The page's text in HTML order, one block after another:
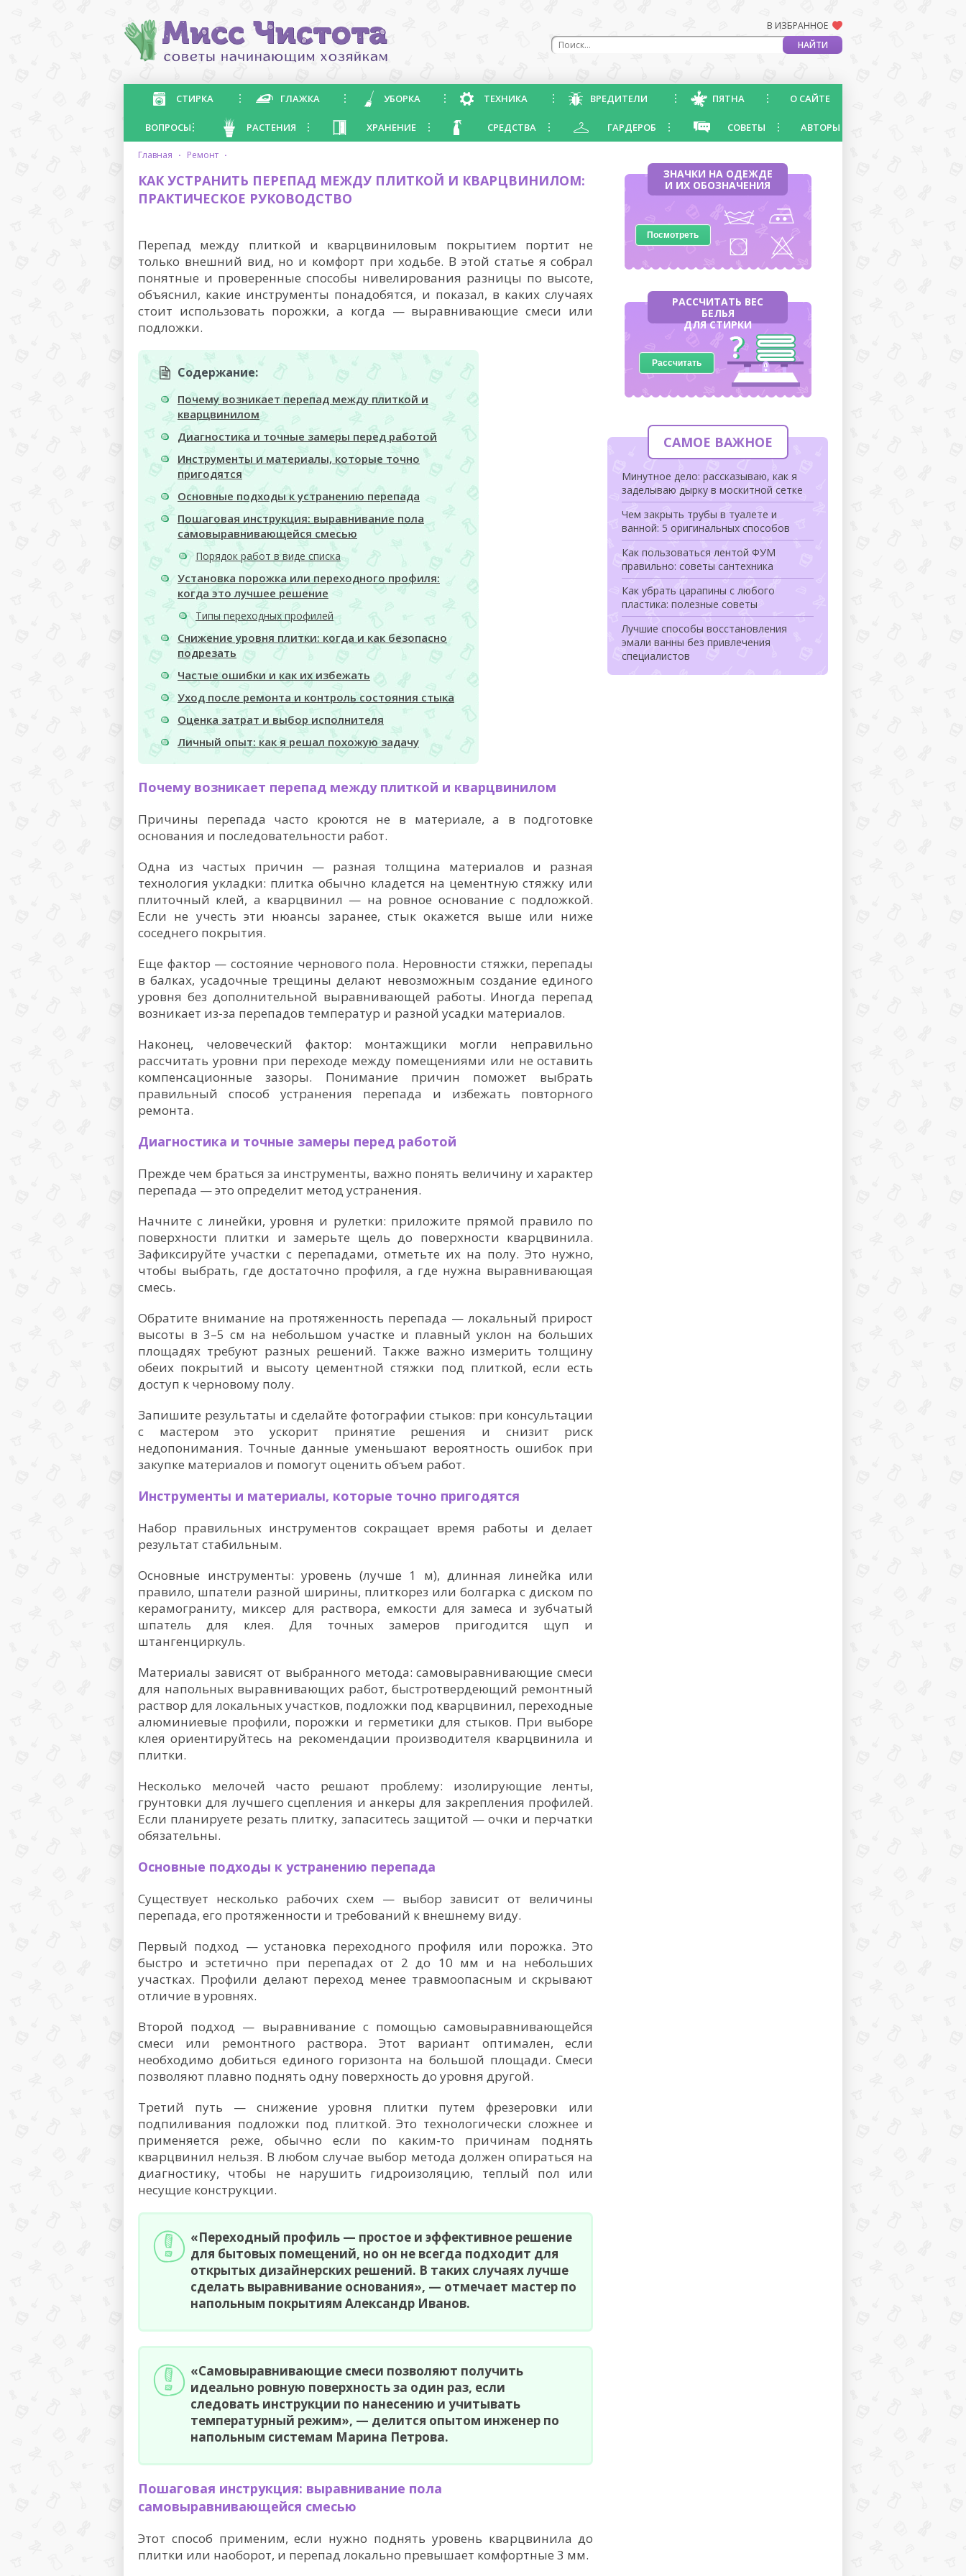
В ИЗБРАННОЕ
СТИРКА ГЛАЖКА УБОРКА ТЕХНИКА ВРЕДИТЕЛИ ПЯТНА О САЙТЕ
ВОПРОСЫ РАСТЕНИЯ ХРАНЕНИЕ СРЕДСТВА ГАРДЕРОБ СОВЕТЫ АВТОРЫ
главная · ремонт ·
КАК УСТРАНИТЬ ПЕРЕПАД МЕЖДУ ПЛИТКОЙ И КВАРЦВИНИЛОМ:
ПРАКТИЧЕСКОЕ РУКОВОДСТВО
Перепад между плиткой и кварцвиниловым покрытием портит не
только внешний вид, но и комфорт при ходьбе. В этой статье я собрал
понятные и проверенные способы нивелирования разницы по высоте,
объяснил, какие инструменты понадобятся, и показал, в каких случаях
стоит использовать порожки, а когда — выравнивающие смеси или
подложки.
Содержание:
Почему возникает перепад между плиткой и
кварцвинилом
Диагностика и точные замеры перед работой
Инструменты и материалы, которые точно
пригодятся
Основные подходы к устранению перепада
Пошаговая инструкция: выравнивание пола
самовыравнивающейся смесью
Порядок работ в виде списка
Установка порожка или переходного профиля:
когда это лучшее решение
Типы переходных профилей
Снижение уровня плитки: когда и как безопасно
подрезать
Частые ошибки и как их избежать
Уход после ремонта и контроль состояния стыка
Оценка затрат и выбор исполнителя
Личный опыт: как я решал похожую задачу
Почему возникает перепад между плиткой и кварцвинилом
Причины перепада часто кроются не в материале, а в подготовке
основания и последовательности работ.
Одна из частых причин — разная толщина материалов и разная
технология укладки: плитка обычно кладется на цементную стяжку или
плиточный клей, а кварцвинил — на ровное основание с подложкой.
Если не учесть эти нюансы заранее, стык окажется выше или ниже
соседнего покрытия.
Еще фактор — состояние чернового пола. Неровности стяжки, перепады
в балках, усадочные трещины делают невозможным создание единого
уровня без дополнительной выравнивающей работы. Иногда перепад
возникает из-за перепадов температур и разной усадки материалов.
Наконец, человеческий фактор: монтажщики могли неправильно
рассчитать уровни при переходе между помещениями или не оставить
компенсационные зазоры. Понимание причин поможет выбрать
правильный способ устранения перепада и избежать повторного
ремонта.
Диагностика и точные замеры перед работой
Прежде чем браться за инструменты, важно понять величину и характер
перепада — это определит метод устранения.
Начните с линейки, уровня и рулетки: приложите прямой правило по
поверхности плитки и замерьте щель до поверхности кварцвинила.
Зафиксируйте участки с перепадами, отметьте их на полу. Это нужно,
чтобы выбрать, где достаточно профиля, а где нужна выравнивающая
смесь.
Обратите внимание на протяженность перепада — локальный прирост
высоты в 3–5 см на небольшом участке и плавный уклон на больших
площадях требуют разных решений. Также важно измерить толщину
обеих покрытий и высоту цементной стяжки под плиткой, если есть
доступ к черновому полу.
Запишите результаты и сделайте фотографии стыков: при консультации
с мастером это ускорит принятие решения и снизит риск
недопонимания. Точные данные уменьшают вероятность ошибок при
закупке материалов и помогут оценить объем работ.
Инструменты и материалы, которые точно пригодятся
Набор правильных инструментов сокращает время работы и делает
результат стабильным.
Основные инструменты: уровень (лучше 1 м), длинная линейка или
правило, шпатели разной ширины, плиткорез или болгарка с диском по
керамограниту, миксер для раствора, емкости для замеса и зубчатый
шпатель для клея. Для точных замеров пригодится щуп и
штангенциркуль.
Материалы зависят от выбранного метода: самовыравнивающие смеси
для напольных выравнивающих работ, быстротвердеющий ремонтный
раствор для локальных участков, подложки под кварцвинил, переходные
алюминиевые профили, порожки и герметики для стыков. При выборе
клея ориентируйтесь на рекомендации производителя кварцвинила и
плитки.
Несколько мелочей часто решают проблему: изолирующие ленты,
грунтовки для лучшего сцепления и анкеры для закрепления профилей.
Если планируете резать плитку, запаситесь защитой — очки и перчатки
обязательны.
Основные подходы к устранению перепада
Существует несколько рабочих схем — выбор зависит от величины
перепада, его протяженности и требований к внешнему виду.
Первый подход — установка переходного профиля или порожка. Это
быстро и эстетично при перепадах от 2 до 10 мм и на небольших
участках. Профили делают переход менее травмоопасным и скрывают
отличие в уровнях.
Второй подход — выравнивание с помощью самовыравнивающейся
смеси или ремонтного раствора. Этот вариант оптимален, если
необходимо добиться единого горизонта на большой площади. Смеси
позволяют плавно поднять одну поверхность до уровня другой.
Третий путь — снижение уровня плитки путем фрезеровки или
подпиливания подложки под плиткой. Это технологически сложнее и
применяется реже, обычно если по каким-то причинам поднять
кварцвинил нельзя. В любом случае выбор метода должен опираться на
диагностику, чтобы не нарушить гидроизоляцию, теплый пол или
несущие конструкции.
«Переходный профиль — простое и эффективное решение
для бытовых помещений, но он не всегда подходит для
открытых дизайнерских решений. В таких случаях лучше
сделать выравнивание основания», — отмечает мастер по
напольным покрытиям Александр Иванов.
«Самовыравнивающие смеси позволяют получить
идеально ровную поверхность за один раз, если
следовать инструкции по нанесению и учитывать
температурный режим», — делится опытом инженер по
напольным системам Марина Петрова.
Пошаговая инструкция: выравнивание пола
самовыравнивающейся смесью
Этот способ применим, если нужно поднять уровень кварцвинила до
плитки или наоборот, и перепад локально превышает комфортные 3 мм.
ЗНАЧКИ НА ОДЕЖДЕ
И ИХ ОБОЗНАЧЕНИЯ
Посмотреть
РАССЧИТАТЬ ВЕС
БЕЛЬЯ
ДЛЯ СТИРКИ
Рассчитать
САМОЕ ВАЖНОЕ
Минутное дело: рассказываю, как я
заделываю дырку в москитной сетке
Чем закрыть трубы в туалете и
ванной: 5 оригинальных способов
Как пользоваться лентой ФУМ
правильно: советы сантехника
Как убрать царапины с любого
пластика: полезные советы
Лучшие способы восстановления
эмали ванны без привлечения
специалистов